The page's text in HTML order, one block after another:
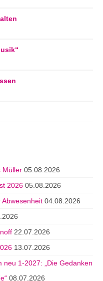
Müller 05.08.2026
2026 05.08.2026
04.08.2026
22.07.2026
13.07.2026
1-2027: „Die Gedanken
08.07.2026